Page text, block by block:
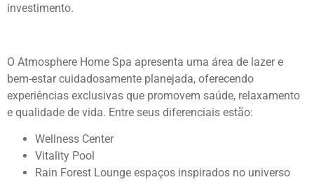
investimento.
O Atmosphere Home Spa apresenta uma área de lazer e
bem-estar cuidadosamente planejada, oferecendo
experiências exclusivas que promovem saúde, relaxamento
e qualidade de vida. Entre seus diferenciais estão:
Wellness Center
Vitality Pool
Rain Forest Lounge espaços inspirados no universo